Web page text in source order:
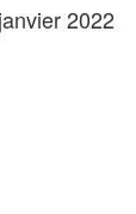
2022